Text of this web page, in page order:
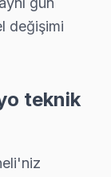
Bölgesi
tamir servisi
değişimi
teknik